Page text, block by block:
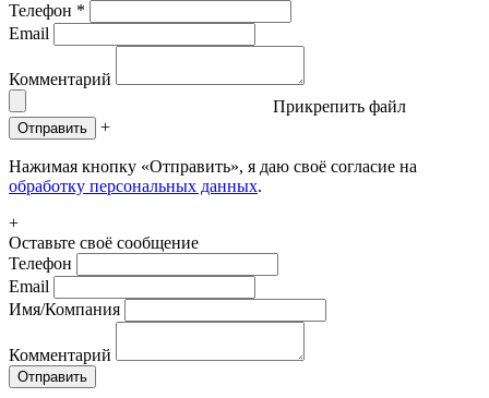
Телефон *
Email
Комментарий
Прикрепить файл
Отправить +
Нажимая кнопку «Отправить», я даю своё согласие на
обработку персональных данных.
+
Оставьте своё сообщение
Телефон
Email
Имя/Компания
Комментарий
Отправить